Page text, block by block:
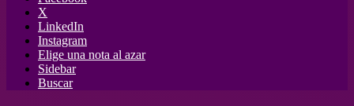
X
LinkedIn
Instagram
Elige una nota al azar
Sidebar
Buscar